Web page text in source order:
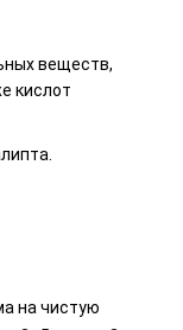
веществ,
кислот
на чистую